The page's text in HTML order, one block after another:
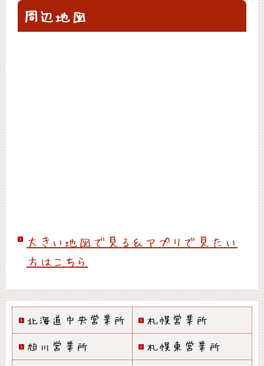
周辺地図
大きい地図で見る＆アプリで見たい
方はこちら
北海道中央営業所 札幌営業所
旭川営業所 札幌東営業所